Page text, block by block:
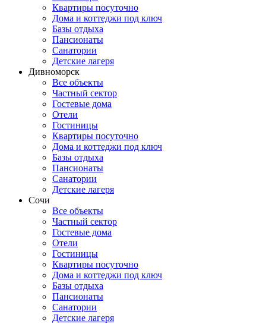
Квартиры посуточно
Дома и коттеджи под ключ
Базы отдыха
Пансионаты
Санатории
Детские лагеря
Дивноморск
Все объекты
Частный сектор
Гостевые дома
Отели
Гостиницы
Квартиры посуточно
Дома и коттеджи под ключ
Базы отдыха
Пансионаты
Санатории
Детские лагеря
Сочи
Все объекты
Частный сектор
Гостевые дома
Отели
Гостиницы
Квартиры посуточно
Дома и коттеджи под ключ
Базы отдыха
Пансионаты
Санатории
Детские лагеря